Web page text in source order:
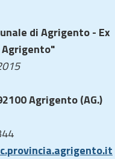
di Agrigento - Ex
Agrigento"
Agrigento (AG.)